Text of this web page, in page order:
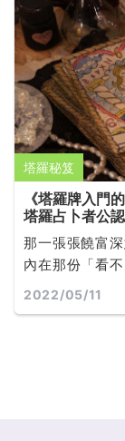
塔羅秘笈
《塔羅牌入門
塔羅占卜者公
那一張張饒富
內在那份「看
自己的心靈運
2022/05/11